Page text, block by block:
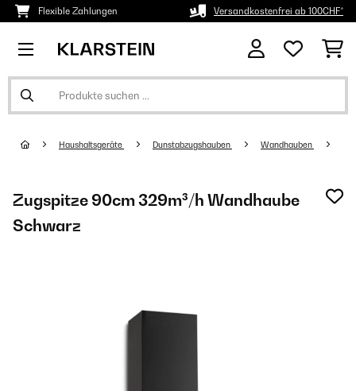
Flexible Zahlungen Versandkostenfrei ab 100CHF*
Haushaltsgeräte Dunstabzugshauben Wandhauben
Zugspitze 90cm 329m³/h Wandhaube
Schwarz